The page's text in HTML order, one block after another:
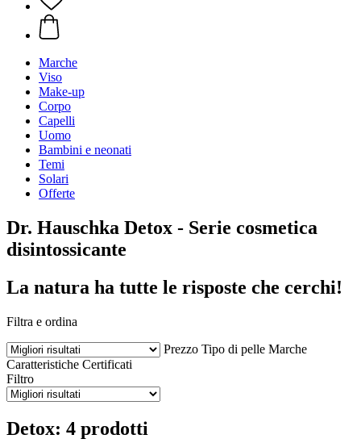
Marche
Viso
Make-up
Corpo
Capelli
Uomo
Bambini e neonati
Temi
Solari
Offerte
Dr. Hauschka Detox - Serie cosmetica
disintossicante
La natura ha tutte le risposte che cerchi!
Filtra e ordina
Prezzo Tipo di pelle Marche
Caratteristiche Certificati
Filtro
Detox: 4 prodotti